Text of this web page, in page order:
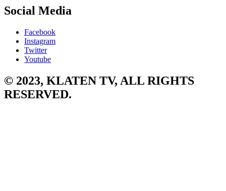
Social Media
Facebook
Instagram
Twitter
Youtube
© 2023, KLATEN TV, ALL RIGHTS
RESERVED.